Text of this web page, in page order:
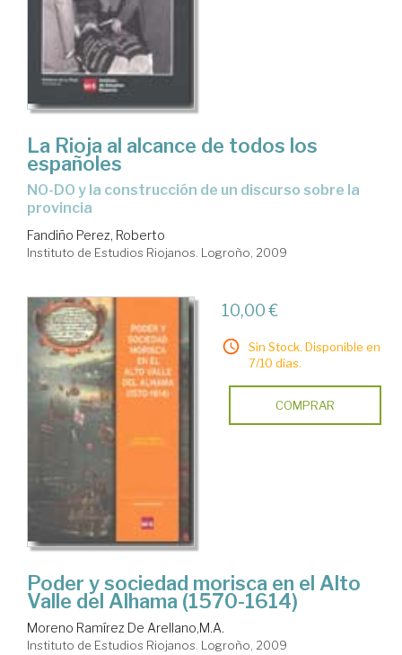
La Rioja al alcance de todos los
españoles
NO-DO y la construcción de un discurso sobre la
provincia
Fandiño Perez, Roberto
Instituto de Estudios Riojanos. Logroño, 2009
10,00 €
Sin Stock. Disponible en
7/10 días.
COMPRAR
Poder y sociedad morisca en el Alto
Valle del Alhama (1570-1614)
Moreno Ramírez De Arellano,M.A.
Instituto de Estudios Riojanos. Logroño, 2009